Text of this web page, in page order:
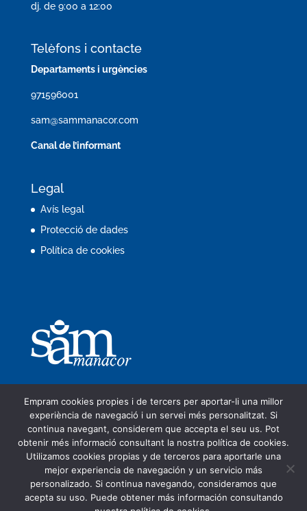
dj. de 9:00 a 12:00
Telèfons i contacte
Departaments i urgències
971596001
sam@sammanacor.com
Canal de l’informant
Legal
Avís legal
Protecció de dades
Política de cookies
Companyia
Seu electrònica
Tràmits en línia
FACe
Servei d’aigües
ORA i aparcaments
Perfil del contractant
Protecció de dades
Contacte
Empram cookies propies i de tercers per aportar-li una millor
experiència de navegació i un servei més personalitzat. Si
continua navegant, considerem que accepta el seu us. Pot
obtenir més informació consultant la nostra política de cookies.
Utilizamos cookies propias y de terceros para aportarle una
mejor experiencia de navegación y un servicio más
personalizado. Si continua navegando, consideramos que
acepta su uso. Puede obtener más información consultando